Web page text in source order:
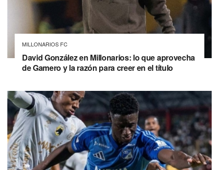
MILLONARIOS FC
David González en Millonarios: lo que aprovecha
de Gamero y la razón para creer en el título